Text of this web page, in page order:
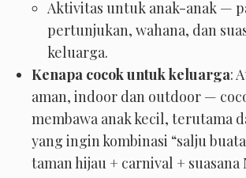
Aktivitas untuk anak-anak —
pertunjukan, wahana, dan
keluarga.
Kenapa cocok untuk keluarga:
aman, indoor dan outdoor —
membawa anak kecil, terutama
yang ingin kombinasi “salju
taman hijau + carnival + suasana